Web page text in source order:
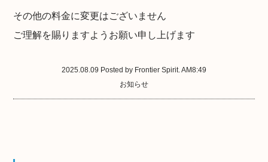
その他の料金に変更はございません
ご理解を賜りますようお願い申し上げます
2025.08.09 Posted by Frontier Spirit. AM8:49
お知らせ